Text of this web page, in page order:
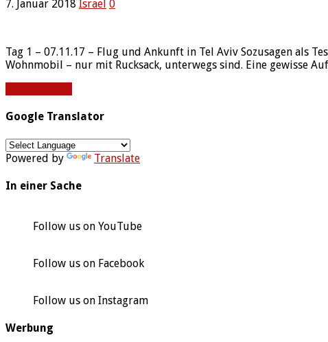
7. Januar 2018 Israel 0
Tag 1 – 07.11.17 – Flug und Ankunft in Tel Aviv Sozusagen als
Wohnmobil – nur mit Rucksack, unterwegs sind. Eine gewisse
Google Translator
Powered by Translate
In einer Sache
Follow us on YouTube
Follow us on Facebook
Follow us on Instagram
Werbung